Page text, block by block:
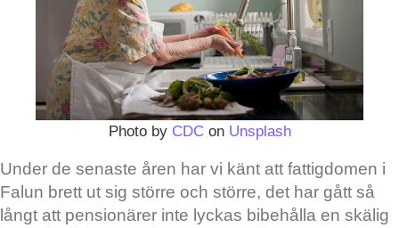
Photo by CDCon Unsplash
Under de senaste åren har vi känt att fattigdomen i
Falun brett ut sig större och större, det har gått så
långt att pensionärer inte lyckas bibehålla en skälig